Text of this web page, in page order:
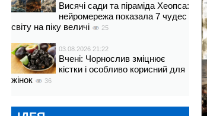
Висячі сади та піраміда Хеопса:
нейромережа показала 7 чудес
світу на піку величі
25
03.08.2026 21:22
Вчені: Чорнослив зміцнює
кістки і особливо корисний для
жінок
36